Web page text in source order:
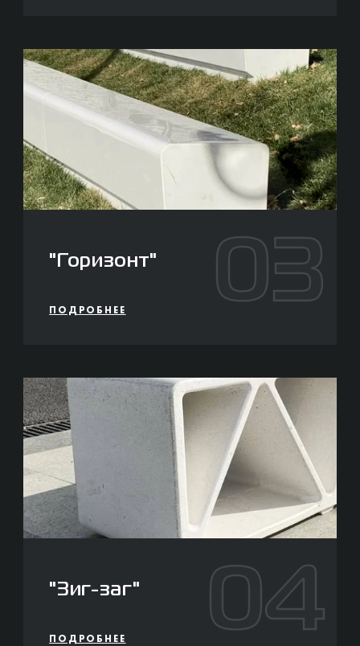
"Горизонт"
ПОДРОБНЕЕ 03
"Зиг-заг"
ПОДРОБНЕЕ 04